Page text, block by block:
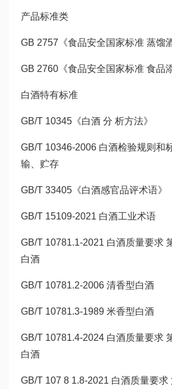
产品标准类
GB 2757《食品安全国家标准 蒸馏
GB 2760《食品安全国家标准 食品
白酒特有标准
GB/T 10345《白酒 分 析方法》
GB/T 10346-2006 白酒检验规则和
输、贮存
GB/T 33405《白酒感官品评术语》
GB/T 15109-2021 白酒工业术语
GB/T 10781.1-2021 白酒质量要求
白酒
GB/T 10781.2-2006 清香型白酒
GB/T 10781.3-1989 米香型白酒
GB/T 10781.4-2024 白酒质量要求
白酒
GB/T 107 8 1.8-2021 白酒质量要求